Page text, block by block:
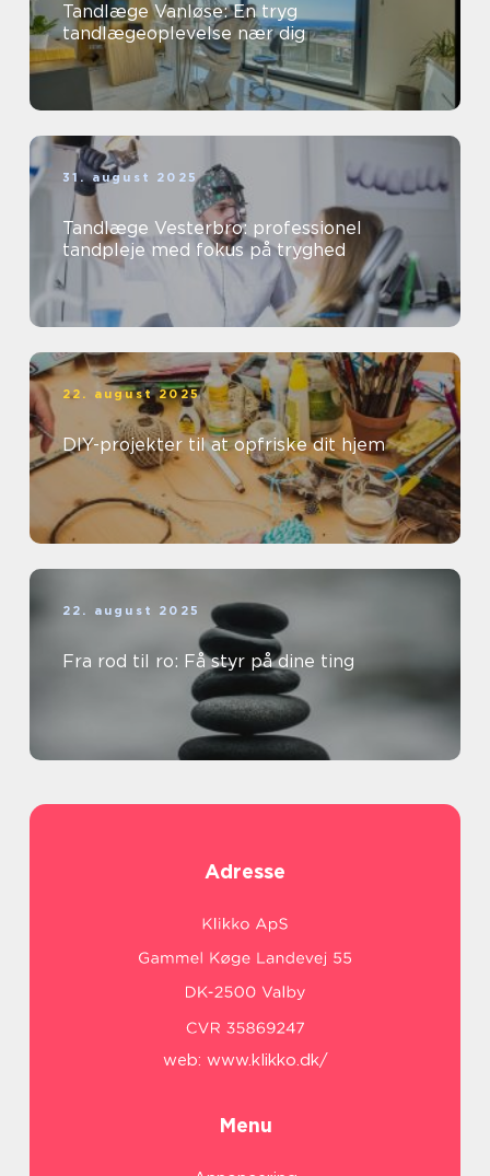
Tandlæge Vanløse: En tryg
tandlægeoplevelse nær dig
31. august 2025
Tandlæge Vesterbro: professionel
tandpleje med fokus på tryghed
22. august 2025
DIY-projekter til at opfriske dit hjem
22. august 2025
Fra rod til ro: Få styr på dine ting
Adresse
web: www.klikko.dk/
Menu